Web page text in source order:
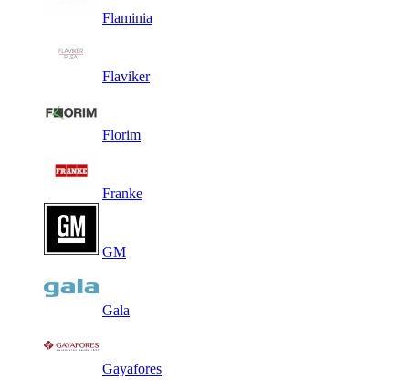
Flaminia
Flaviker
Florim
Franke
GM
Gala
Gayafores